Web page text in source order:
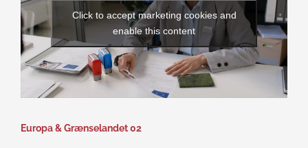
Click to accept marketing cookies and
enable this content
Europa & Grænselandet 02